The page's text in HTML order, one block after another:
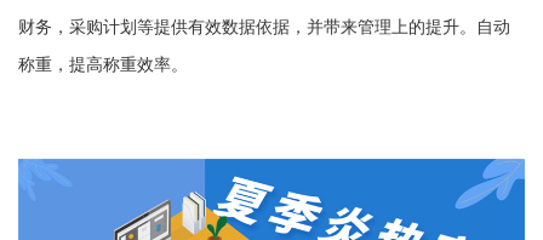
财务，采购计划等提供有效数据依据，并带来管理上的提升。自动
称重，提高称重效率。